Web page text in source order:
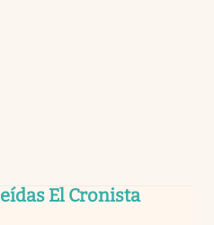
El Cronista